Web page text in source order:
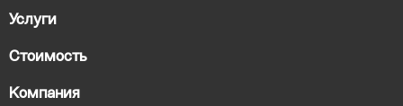
Услуги
Стоимость
Компания